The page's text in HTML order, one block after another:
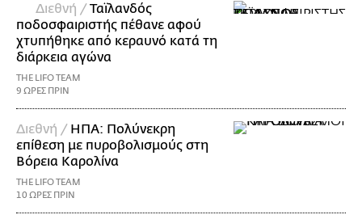
Διεθνή /Ταϊλανδός
ποδοσφαιριστής πέθανε αφού
χτυπήθηκε από κεραυνό κατά τη
διάρκεια αγώνα
THE LIFO TEAM
9 ΩΡΕΣ ΠΡΙΝ
Διεθνή / ΗΠΑ: Πολύνεκρη
επίθεση με πυροβολισμούς στη
Βόρεια Καρολίνα
THE LIFO TEAM
10 ΩΡΕΣ ΠΡΙΝ